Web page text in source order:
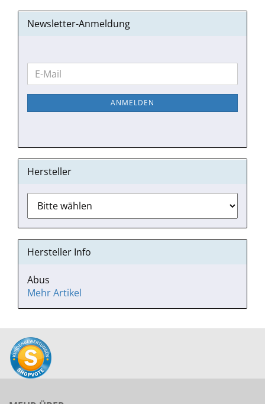
Newsletter-Anmeldung
WEITER
ZUR
NEWSLETTER-
E-
Mail
ANMELDEN
Hersteller
Hersteller Info
Abus
Mehr Artikel